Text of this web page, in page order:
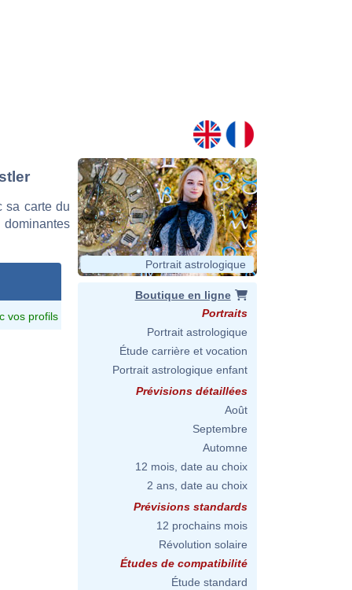
sa carte du
vos profils
Portrait astrologique
Boutique en ligne
Portraits
Portrait astrologique
Étude carrière et vocation
Portrait astrologique enfant
Prévisions détaillées
Août
Septembre
Automne
12 mois, date au choix
2 ans, date au choix
Prévisions standards
12 prochains mois
Révolution solaire
Études de compatibilité
Étude standard